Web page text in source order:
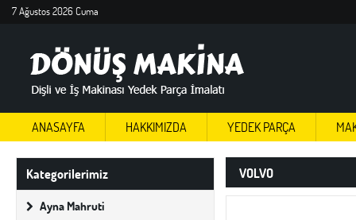
7 Ağustos 2026 Cuma
ANASAYFA HAKKIMIZDA YEDEK PARÇA
Kategorilerimiz
Ayna Mahruti
VOLVO